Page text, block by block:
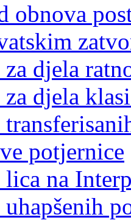
obnova
za djela
za djela
potjernice
lica na
uhapšenih